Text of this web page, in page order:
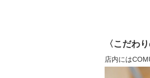
〈こだわ
店内には